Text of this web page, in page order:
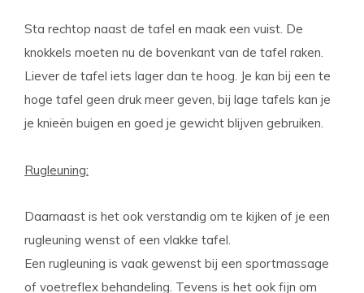
Sta rechtop naast de tafel en maak een vuist. De
knokkels moeten nu de bovenkant van de tafel raken.
Liever de tafel iets lager dan te hoog. Je kan bij een te
hoge tafel geen druk meer geven, bij lage tafels kan je
je knieën buigen en goed je gewicht blijven gebruiken.
Rugleuning:
Daarnaast is het ook verstandig om te kijken of je een
rugleuning wenst of een vlakke tafel.
Een rugleuning is vaak gewenst bij een sportmassage
of voetreflex behandeling. Tevens is het ook fijn om